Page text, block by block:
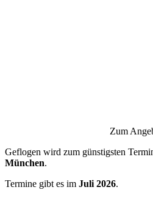
Zum
Geflogen wird zum günstigsten
München.
Termine gibt es im Juli 2026.